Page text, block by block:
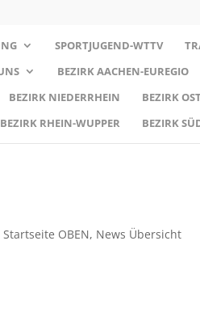
SPORTJUGEND-WTTV
BEZIRK AACHEN-EUREGIO
BEZIRK NIEDERRHEIN BEZIRK
BEZIRK RHEIN-WUPPER BEZIRK
Startseite OBEN, News Übersicht